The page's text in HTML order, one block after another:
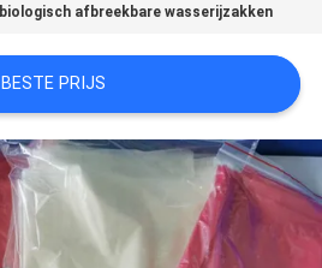
biologisch afbreekbare wasserijzakken
BESTE PRIJS